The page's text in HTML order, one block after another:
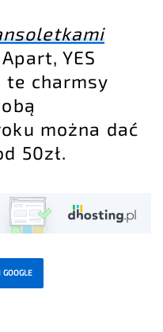
YES
te charmsy
można dać
50zł.
GOOGLE